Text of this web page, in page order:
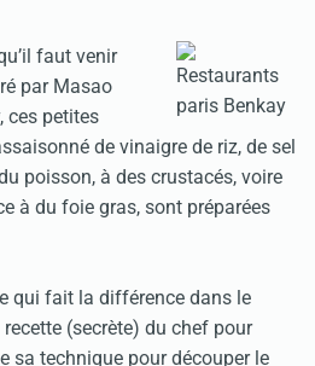
faut venir
par Masao
ces petites
de vinaigre de riz, de sel
poisson, à des crustacés, voire
à du foie gras, sont préparées
qui fait la différence dans le
recette (secrète) du chef pour
sa technique pour découper le